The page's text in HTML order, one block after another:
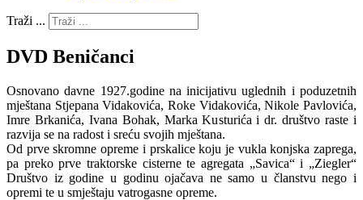
Traži ...
DVD Beničanci
Osnovano davne 1927.godine na inicijativu uglednih i poduzetnih
mještana Stjepana Vidakovića, Roke Vidakovića, Nikole Pavlovića,
Imre Brkanića, Ivana Bohak, Marka Kusturića i dr. društvo raste i
razvija se na radost i sreću svojih mještana.
Od prve skromne opreme i prskalice koju je vukla konjska zaprega,
pa preko prve traktorske cisterne te agregata „Savica“ i „Ziegler“
Društvo iz godine u godinu ojačava ne samo u članstvu nego i
opremi te u smještaju vatrogasne opreme.